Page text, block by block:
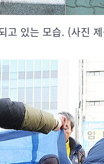
고 있는 모습. (사진